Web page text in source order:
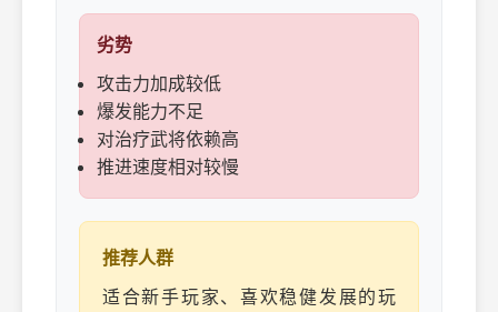
劣势
攻击力加成较低
爆发能力不足
对治疗武将依赖高
推进速度相对较慢
推荐人群
适合新手玩家、喜欢稳健发展的玩